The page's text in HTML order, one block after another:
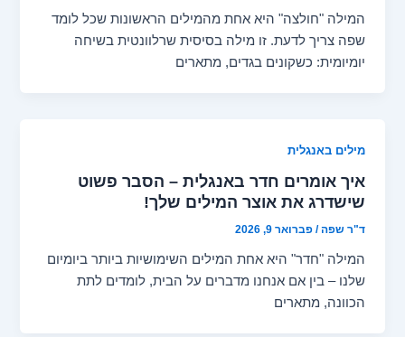
המילה "חולצה" היא אחת מהמילים הראשונות שכל לומד
שפה צריך לדעת. זו מילה בסיסית שרלוונטית בשיחה
יומיומית: כשקונים בגדים, מתארים
מילים באנגלית
איך אומרים חדר באנגלית – הסבר פשוט
שישדרג את אוצר המילים שלך!
ד"ר שפה/פברואר 9, 2026
המילה "חדר" היא אחת המילים השימושיות ביותר ביומיום
שלנו – בין אם אנחנו מדברים על הבית, לומדים לתת
הכוונה, מתארים